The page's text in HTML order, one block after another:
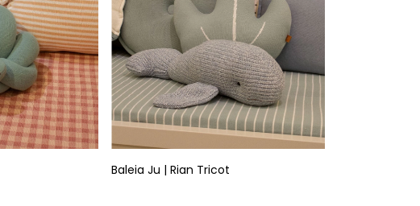
Baleia Ju | Rian Tricot